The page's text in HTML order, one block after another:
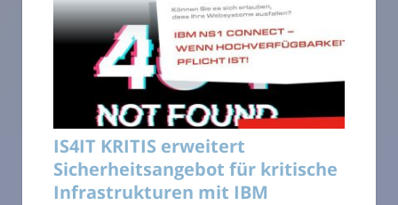
IS4IT KRITIS erweitert
Sicherheitsangebot für kritische
Infrastrukturen mit IBM